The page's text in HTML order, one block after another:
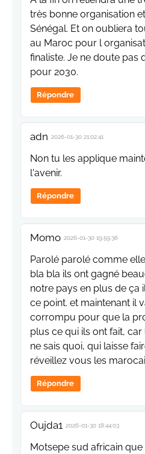
très bonne organisation
Sénégal. Et on oubliera
au Maroc pour l
finaliste. Je ne doute pas
pour 2030.
Répondre
adn 2026-01-30 21:02:41
Non tu les applique
l'avenir.
Répondre
Momo 2026-01-30 19:59:36
Parolé parolé comme
bla bla ils ont gagné
notre pays en plus de ça
ce point. et maintenant il
corrompu pour que la
plus ce qui ils ont fait,
ne sais quoi, qui laisse
réveillez vous les
Répondre
Oujda1 2026-01-30 18:44:03
Motsepe sud africain